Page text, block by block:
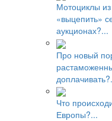
Мотоциклы
«выцепить»
аукционах?...
Про новый
Что
Европы?...